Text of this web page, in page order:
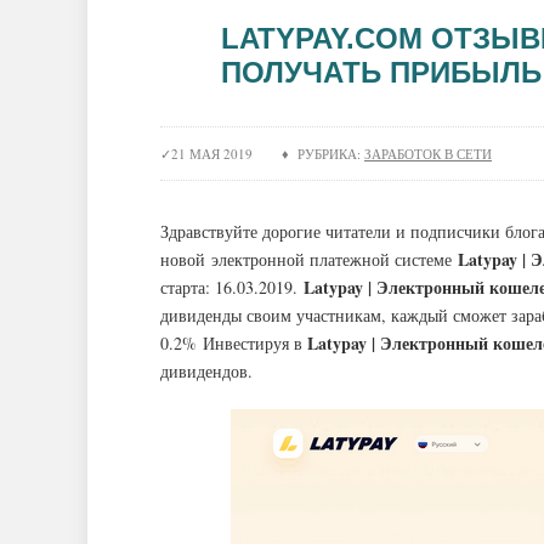
LATYPAY.COM
ПОЛУЧАТЬ ПРИБЫЛЬ
21 МАЯ 2019 ♦ РУБРИКА: ЗАРАБОТОК В СЕТИ
Здравствуйте дорогие читатели и подписчики
новой электронной платежной системе Latypay |
старта: 16.03.2019. Latypay | Электронный
дивиденды своим участникам, каждый сможет
0.2% Инвестируя в Latypay | Электронный
дивидендов.